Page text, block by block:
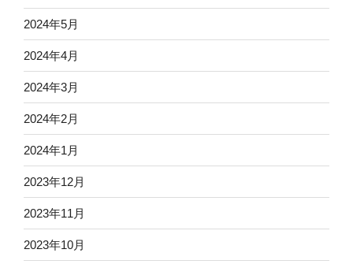
2024年5月
2024年4月
2024年3月
2024年2月
2024年1月
2023年12月
2023年11月
2023年10月